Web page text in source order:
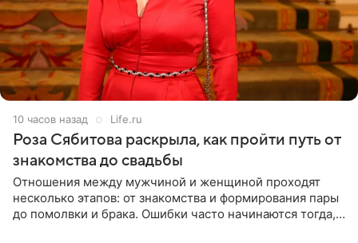
10 часов назад Life.ru
Роза Сябитова раскрыла, как пройти путь от
знакомства до свадьбы
Отношения между мужчиной и женщиной проходят
несколько этапов: от знакомства и формирования пары
до помолвки и брака. Ошибки часто начинаются тогда,